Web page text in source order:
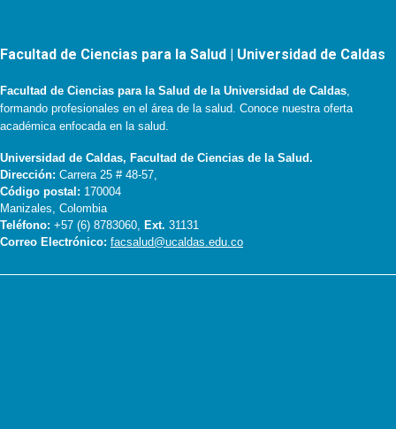
Facultad de Ciencias para la Salud | Universidad de Caldas
Facultad de Ciencias para la Salud de la Universidad de Caldas
formando profesionales en el área de la salud. Conoce nuestra oferta
académica enfocada en la salud.
Universidad de Caldas, Facultad de Ciencias de la Salud.
Dirección: Carrera 25 # 48-57,
Código postal: 170004
Manizales, Colombia
Teléfono: +57 (6) 8783060, Ext. 31131
Correo Electrónico: facsalud@ucaldas.edu.co